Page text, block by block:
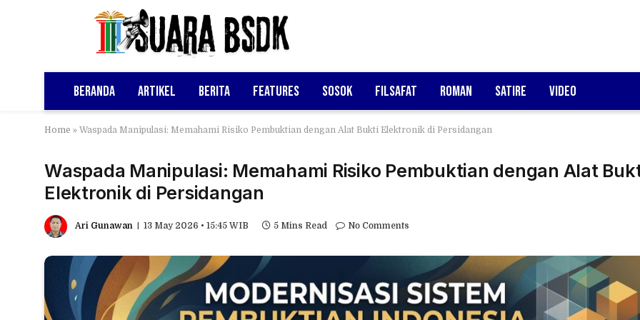
Beranda Artikel Berita Features Sosok Filsafat Roman Satire Video
Home » Waspada Manipulasi: Memahami Risiko Pembuktian dengan Alat Bukti Elektronik di Persidangan
Waspada Manipulasi: Memahami Risiko Pembuktian dengan Alat
Elektronik di Persidangan
Ari Gunawan 13 May 2026 • 15:45 WIB 5 Mins Read No Comments